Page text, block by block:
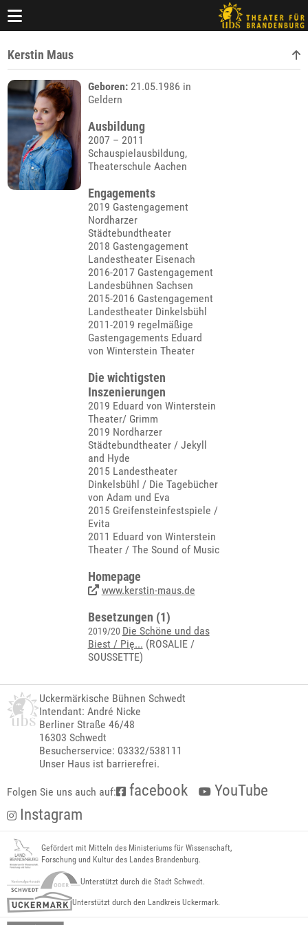
Kerstin Maus
Geboren:21.05.1986 in
Geldern
Ausbildung
2007 – 2011
Schauspielausbildung,
Theaterschule Aachen
Engagements
2019 Gastengagement
Nordharzer
Städtebundtheater
2018 Gastengagement
Landestheater Eisenach
2016-2017 Gastengagement
Landesbühnen Sachsen
2015-2016 Gastengagement
Landestheater Dinkelsbühl
2011-2019 regelmäßige
Gastengagements Eduard
von Winterstein Theater
Die wichtigsten
Inszenierungen
2019 Eduard von Winterstein
Theater/ Grimm
2019 Nordharzer
Städtebundtheater / Jekyll
and Hyde
2015 Landestheater
Dinkelsbühl / Die Tagebücher
von Adam und Eva
2015 Greifensteinfestspiele /
Evita
2011 Eduard von Winterstein
Theater / The Sound of Music
Homepage
www.kerstin-maus.de
Besetzungen (1)
2019/20 Die Schöne und das
Biest / Pię... (ROSALIE /
SOUSSETTE)
Uckermärkische Bühnen Schwedt
Intendant: André Nicke
Berliner Straße 46/48
16303 Schwedt
Besucherservice: 03332/538111
Unser Haus ist barrierefrei.
Folgen Sie uns auch auf: facebook
YouTube
Instagram
Gefördert mit Mitteln des Ministeriums für Wissenschaft,
Forschung und Kultur des Landes Brandenburg.
Unterstützt durch die Stadt Schwedt.
Unterstützt durch den Landkreis Uckermark.